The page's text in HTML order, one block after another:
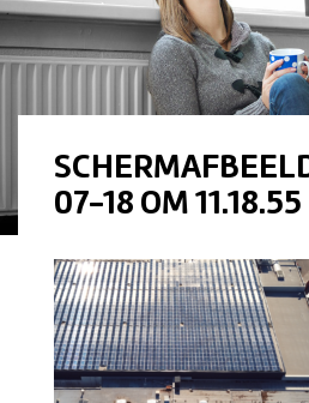
07-18 OM 11.18.55